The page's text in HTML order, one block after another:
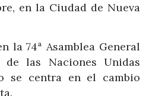
en la Ciudad de Nueva
la 74ª Asamblea General
las Naciones Unidas
se centra en el cambio